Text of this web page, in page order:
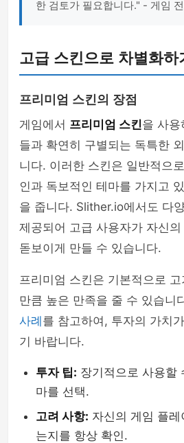
한 검토가 필요합니다." - 게임
고급 스킨으로 차별화하
프리미엄 스킨의 장점
게임에서 프리미엄 스킨을 사용
들과 확연히 구별되는 독특한
니다. 이러한 스킨은 일반적으
인과 독보적인 테마를 가지고
을 줍니다. Slither.io에서도 다
제공되어 고급 사용자가 자신
돋보이게 만들 수 있습니다.
프리미엄 스킨은 기본적으로
만큼 높은 만족을 줄 수 있습니
사례 를 참고하여, 투자의 가치
기 바랍니다.
투자 팁: 장기적으로 사용할
마를 선택.
고려 사항: 자신의 게임 플
는지를 항상 확인.